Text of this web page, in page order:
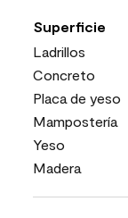
Superficie
Ladrillos
Concreto
Placa de yeso
Mampostería
Yeso
Madera